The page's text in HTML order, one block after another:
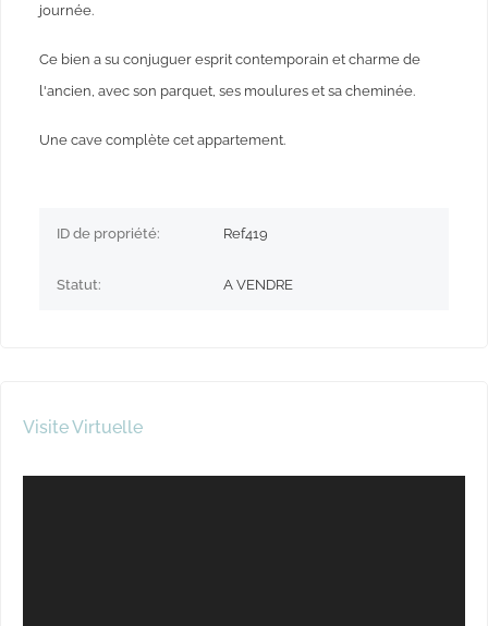
journée.
Ce bien a su conjuguer esprit contemporain et charme de
l'ancien, avec son parquet, ses moulures et sa cheminée.
Une cave complète cet appartement.
ID de propriété: Ref419
Statut: A VENDRE
Visite Virtuelle